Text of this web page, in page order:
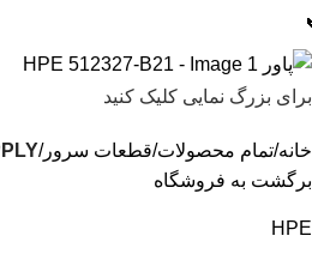
برای بزرگ نمایی کلیک کنید
خانه تمام محصولات قطعات سرور
برگشت به فروشگاه
HPE